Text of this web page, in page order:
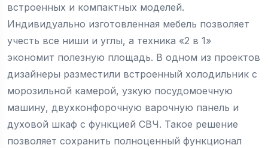
встроенных и компактных моделей.
Индивидуально изготовленная мебель позволяет
учесть все ниши и углы, а техника «2 в 1»
экономит полезную площадь. В одном из проектов
дизайнеры разместили встроенный холодильник с
морозильной камерой, узкую посудомоечную
машину, двухконфорочную варочную панель и
духовой шкаф с функцией СВЧ. Такое решение
позволяет сохранить полноценный функционал